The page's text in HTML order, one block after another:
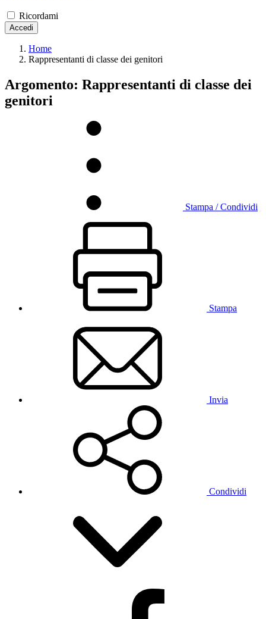
Ricordami
Accedi
Home
Rappresentanti di classe dei genitori
Argomento: Rappresentanti di classe dei
genitori
Stampa / Condividi
Stampa
Invia
Condividi